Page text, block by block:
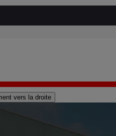
vers la droite